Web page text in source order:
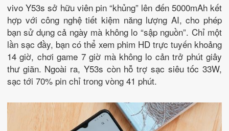
vivo Y53s sở hữu viên pin “khủng” lên đến 5000mAh kết
hợp với công nghệ tiết kiệm năng lượng AI, cho phép
bạn sử dụng cả ngày mà không lo “sập nguồn”. Chỉ một
lần sạc đầy, bạn có thể xem phim HD trực tuyến khoảng
14 giờ, chơi game 7 giờ mà không lo cản trở phút giây
thư giãn. Ngoài ra, Y53s còn hỗ trợ sạc siêu tốc 33W,
sạc tới 70% pin chỉ trong vòng 41 phút.